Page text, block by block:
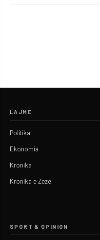
LAJME
Politika
Ekonomia
Kronika
Kronika e Zezë
SPORT & OPINION